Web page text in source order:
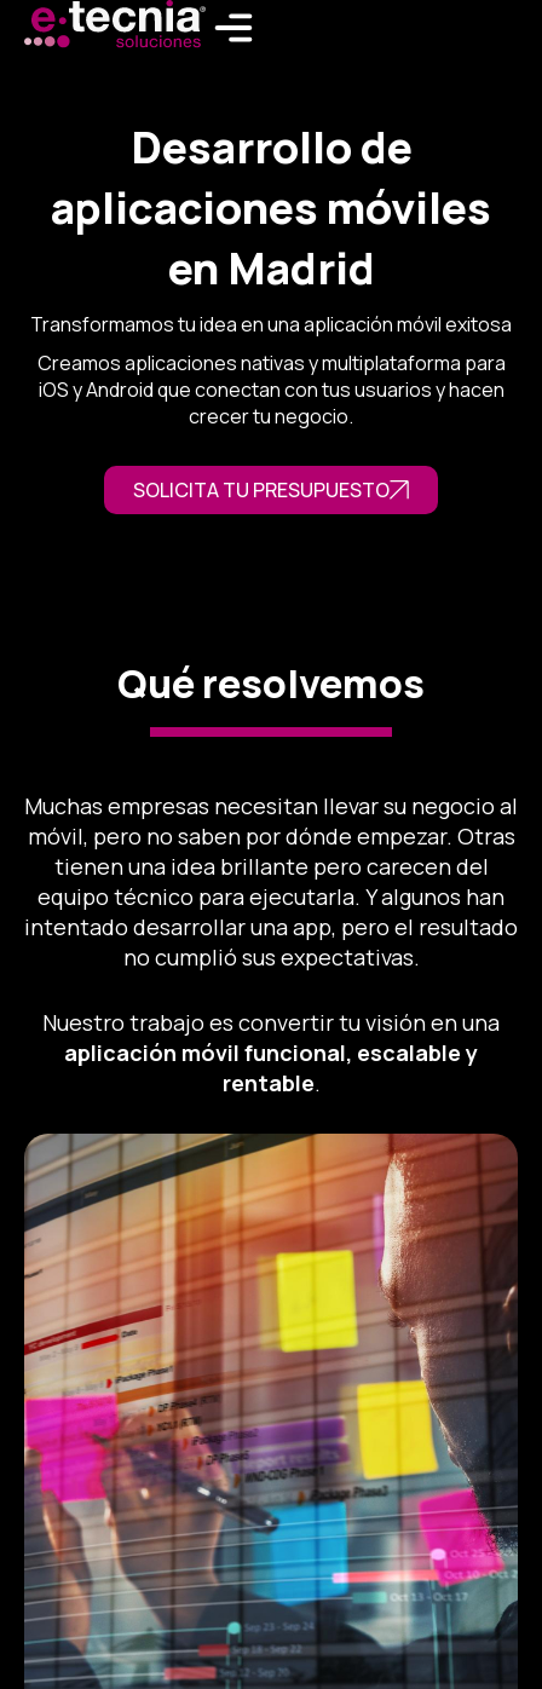
Desarrollo de
aplicaciones móviles
en Madrid
Transformamos tu idea en una aplicación móvil exitosa
Creamos aplicaciones nativas y multiplataforma para
iOS y Android que conectan con tus usuarios y hacen
crecer tu negocio.
SOLICITA TU PRESUPUESTO
Qué resolvemos
Muchas empresas necesitan llevar su negocio al
móvil, pero no saben por dónde empezar. Otras
tienen una idea brillante pero carecen del
equipo técnico para ejecutarla. Y algunos han
intentado desarrollar una app, pero el resultado
no cumplió sus expectativas.
Nuestro trabajo es convertir tu visión en una
aplicación móvil funcional, escalable y
rentable.